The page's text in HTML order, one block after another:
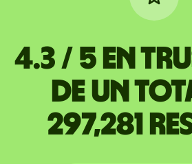
4.3 / 5 en
de un
297,281